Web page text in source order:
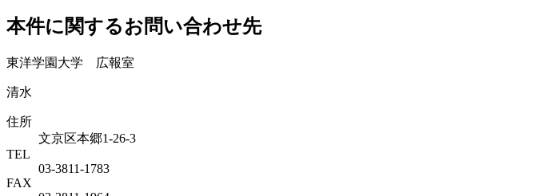
本件に関するお問い合わせ先
東洋学園大学 広報室
清水
住所
文京区本郷1-26-3
TEL
03-3811-1783
FAX